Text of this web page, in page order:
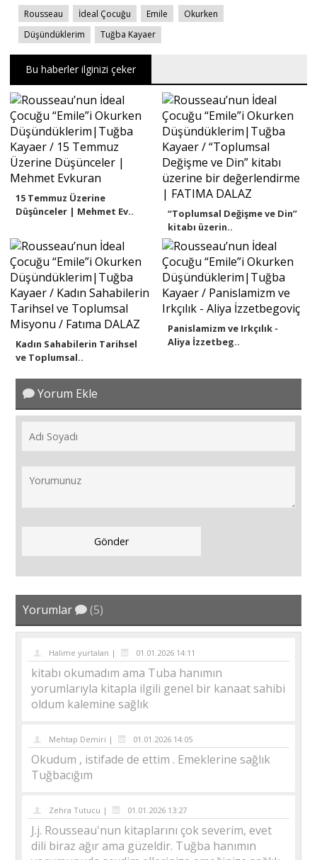
Rousseau İdeal Çocuğu Emile
Okurken
Düşündüklerim
Tuğba Kayaer
Bu haberler ilginizi çeker
15 Temmuz Üzerine
Düşünceler | Mehmet Ev..
“Toplumsal Değişme ve Din”
kitabı üzerin..
Kadın Sahabilerin Tarihsel
ve Toplumsal..
Panislamizm ve Irkçılık -
Aliya İzzetbeg..
Yorum Ekle
Yorumlar (5)
Halime yurtalan | 01.01.2026 14:11
kitabı okumadım ama Tuba hanımın
yorumlarıyla kitapla ilgili genel bir kanaat sahibi
oldum kalemine sağlık
Mehtap Demiri | 01.01.2026 14:05
Okudum , istifade de ettim . Emeklerine sağlık
Tuğbacığım
Zehra Tutucu | 01.01.2026 13:27
J.j. Rousseau'nun kitaplarını çok severim, evet
dili biraz ağır ama güzeldir. Tuğba hanımın